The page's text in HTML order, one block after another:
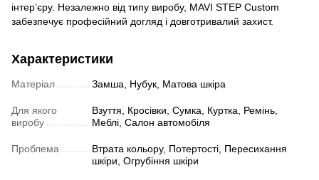
інтер’єру. Незалежно від типу виробу, MAVI STEP Custom
забезпечує професійний догляд і довготривалий захист.
Характеристики
Матеріал Замша, Нубук, Матова шкіра
Для якого
виробу
Взуття, Кросівки, Сумка, Куртка, Ремінь,
Меблі, Салон автомобіля
Проблема
Втрата кольору, Потертості, Пересихання
шкіри, Огрубіння шкіри